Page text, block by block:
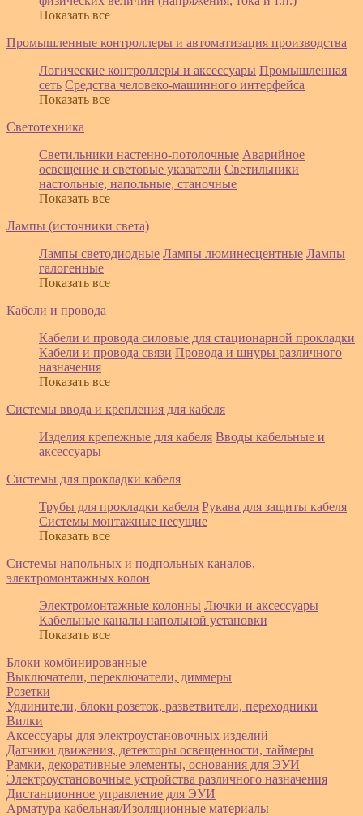
Показать все
Промышленные контроллеры и автоматизация производства
Логические контроллеры и аксессуары Промышленная
сеть Средства человеко-машинного интерфейса
Показать все
Светотехника
Светильники настенно-потолочные Аварийное
освещение и световые указатели Светильники
настольные, напольные, станочные
Показать все
Лампы (источники света)
Лампы светодиодные Лампы люминесцентные Лампы
галогенные
Показать все
Кабели и провода
Кабели и провода силовые для стационарной прокладки
Кабели и провода связи Провода и шнуры различного
назначения
Показать все
Системы ввода и крепления для кабеля
Изделия крепежные для кабеля Вводы кабельные и
аксессуары
Системы для прокладки кабеля
Трубы для прокладки кабеля Рукава для защиты кабеля
Системы монтажные несущие
Показать все
Системы напольных и подпольных каналов,
электромонтажных колон
Электромонтажные колонны Лючки и аксессуары
Кабельные каналы напольной установки
Показать все
Блоки комбинированные
Выключатели, переключатели, диммеры
Розетки
Удлинители, блоки розеток, разветвители, переходники
Вилки
Аксессуары для электроустановочных изделий
Датчики движения, детекторы освещенности, таймеры
Рамки, декоративные элементы, основания для ЭУИ
Электроустановочные устройства различного назначения
Дистанционное управление для ЭУИ
Арматура кабельная/Изоляционные материалы